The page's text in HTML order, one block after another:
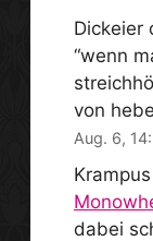
Dickeier
“wenn
von
Aug. 6,
Krampus
dabei